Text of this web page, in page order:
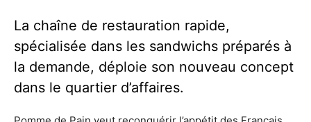
La chaîne de restauration rapide,
spécialisée dans les sandwichs préparés à
la demande, déploie son nouveau concept
dans le quartier d’affaires.